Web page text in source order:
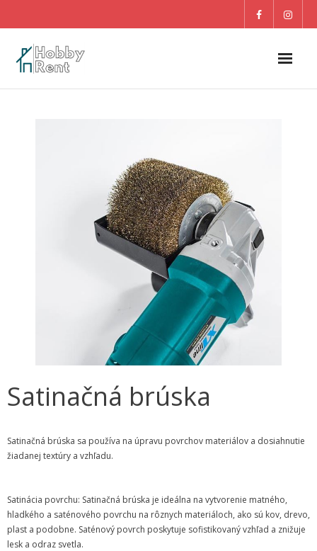
Satinačná brúska
Satinačná brúska sa používa na úpravu povrchov materiálov a dosiahnutie
žiadanej textúry a vzhľadu.
Satinácia povrchu: Satinačná brúska je ideálna na vytvorenie matného,
hladkého a saténového povrchu na rôznych materiáloch, ako sú kov, drevo,
plast a podobne. Saténový povrch poskytuje sofistikovaný vzhľad a znižuje
lesk a odraz svetla.